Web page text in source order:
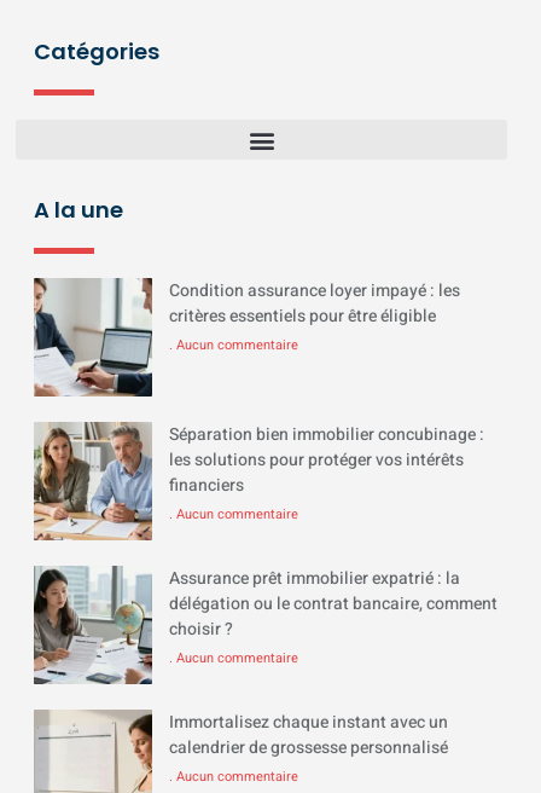
Catégories
A la une
Condition assurance loyer impayé : les
critères essentiels pour être éligible
Aucun commentaire
Séparation bien immobilier concubinage :
les solutions pour protéger vos intérêts
financiers
Aucun commentaire
Assurance prêt immobilier expatrié : la
délégation ou le contrat bancaire, comment
choisir ?
Aucun commentaire
Immortalisez chaque instant avec un
calendrier de grossesse personnalisé
Aucun commentaire